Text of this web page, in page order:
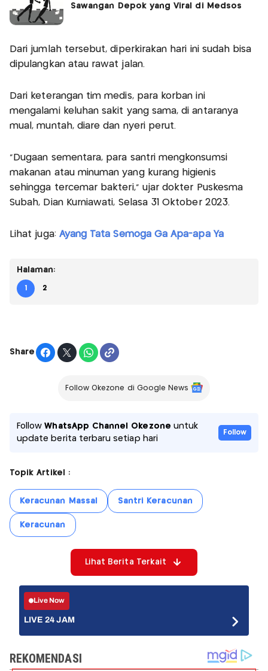
Sawangan Depok yang Viral di Medsos
Dari jumlah tersebut, diperkirakan hari ini sudah bisa
dipulangkan atau rawat jalan.
Dari keterangan tim medis, para korban ini
mengalami keluhan sakit yang sama, di antaranya
mual, muntah, diare dan nyeri perut.
"Dugaan sementara, para santri mengkonsumsi
makanan atau minuman yang kurang higienis
sehingga tercemar bakteri," ujar dokter Puskesma
Subah, Dian Kurniawati, Selasa 31 Oktober 2023.
Lihat juga: Ayang Tata Semoga Ga Apa-apa Ya
Halaman:
1 2
Share
Follow Okezone di Google News
FollowWhatsApp Channel Okezone untuk
update berita terbaru setiap hari
Follow
Topik Artikel :
Keracunan Massal Santri Keracunan
Keracunan
Lihat Berita Terkait
Live Now
LIVE 24 JAM